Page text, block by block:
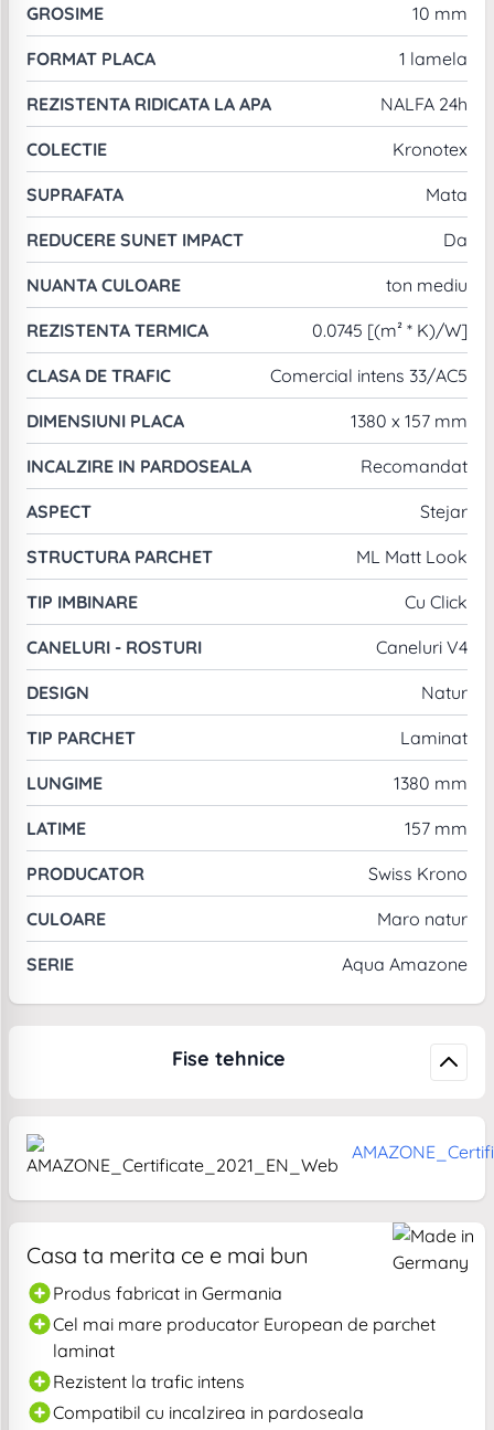
GROSIME 10 mm
FORMAT PLACA 1 lamela
REZISTENTA RIDICATA LA APA NALFA 24h
COLECTIE Kronotex
SUPRAFATA Mata
REDUCERE SUNET IMPACT Da
NUANTA CULOARE ton mediu
REZISTENTA TERMICA 0.0745 [(m² * K)/W]
CLASA DE TRAFIC Comercial intens 33/AC5
DIMENSIUNI PLACA 1380 x 157 mm
INCALZIRE IN PARDOSEALA Recomandat
ASPECT Stejar
STRUCTURA PARCHET ML Matt Look
TIP IMBINARE Cu Click
CANELURI - ROSTURI Caneluri V4
DESIGN Natur
TIP PARCHET Laminat
LUNGIME 1380 mm
LATIME 157 mm
PRODUCATOR Swiss Krono
CULOARE Maro natur
SERIE Aqua Amazone
Fise tehnice
Casa ta merita ce e mai bun
Produs fabricat in Germania
Cel mai mare producator European de parchet
laminat
Rezistent la trafic intens
Compatibil cu incalzirea in pardoseala